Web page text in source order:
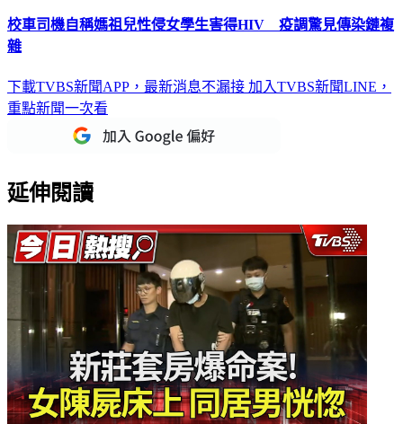
校車司機自稱媽祖兒性侵女學生害得HIV 疫調驚見傳染鏈複
雜
下載TVBS新聞APP，最新消息不漏接 加入TVBS新聞LINE，
重點新聞一次看
延伸閱讀